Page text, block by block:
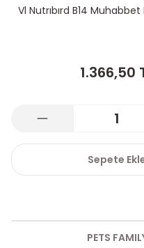
Vl Nutrıbırd B14
1.366,50
Sepete
PETS